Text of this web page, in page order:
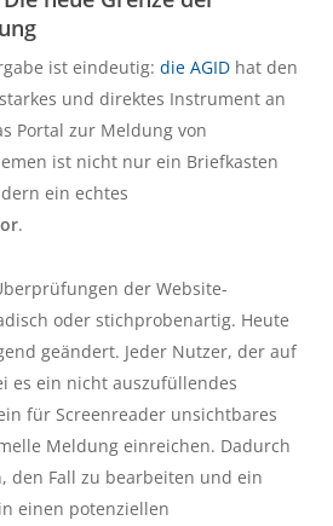
ist eindeutig: die AGIDhat den
und direktes Instrument an
Portal zur Meldung von
ist nicht nur ein Briefkasten
ein echtes
.
der Website-
oder stichprobenartig. Heute
geändert. Jeder Nutzer, der auf
es ein nicht auszufüllendes
für Screenreader unsichtbares
Meldung einreichen. Dadurch
den Fall zu bearbeiten und ein
einen potenziellen